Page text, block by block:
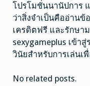
โปรโมชั่นนานัปการ
ว่าสิ่งจำเป็นคืออ่านข้
เครดิตฟรี และรักษา
sexygameplus เข้า
วินัยสำหรับการเล่นเ
No related posts.